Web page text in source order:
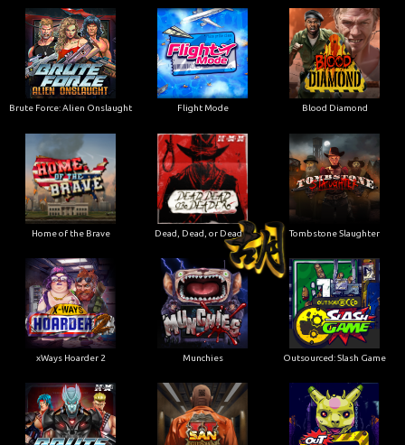
Brute Force: Alien Onslaught Flight Mode Blood Diamond
Home of the Brave Dead, Dead, or Deader Tombstone Slaughter
xWays Hoarder 2 Munchies Outsourced: Slash Game